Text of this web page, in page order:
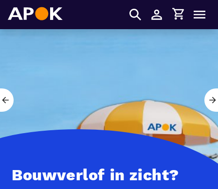
Inloggen
Winkelmandje
Voorgaande slide
Bouwverlof in zicht?